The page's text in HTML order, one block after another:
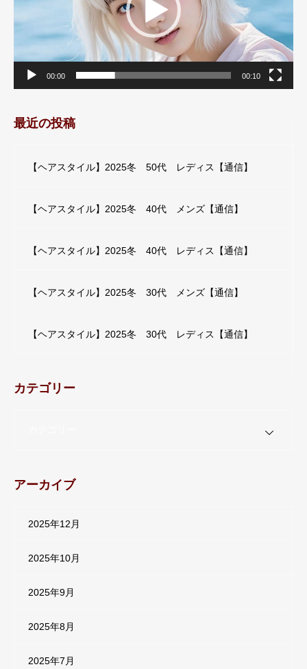
00:00 00:10
最近の投稿
【ヘアスタイル】2025冬 50代 レディス【通信】
【ヘアスタイル】2025冬 40代 メンズ【通信】
【ヘアスタイル】2025冬 40代 レディス【通信】
【ヘアスタイル】2025冬 30代 メンズ【通信】
【ヘアスタイル】2025冬 30代 レディス【通信】
カテゴリー
アーカイブ
2025年12月
2025年10月
2025年9月
2025年8月
2025年7月